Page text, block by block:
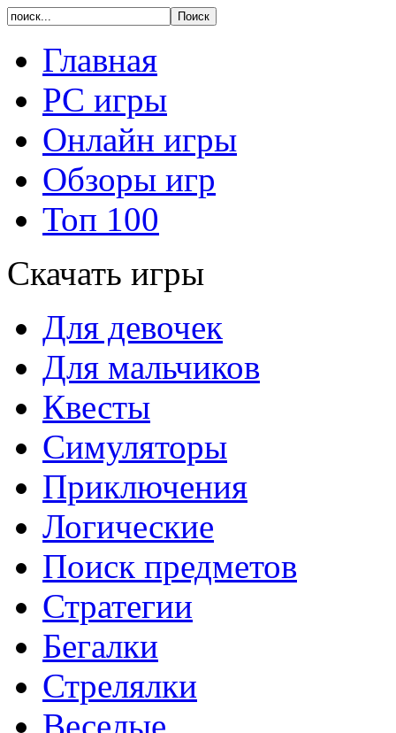
Главная
PC игры
Онлайн игры
Обзоры игр
Топ 100
Скачать игры
Для девочек
Для мальчиков
Квесты
Симуляторы
Приключения
Логические
Поиск предметов
Стратегии
Бегалки
Стрелялки